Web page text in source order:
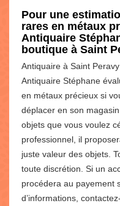
Pour une
rares en métaux
Antiquaire
boutique à Saint
Antiquaire à Saint
Antiquaire Stéphane
en métaux précieux si
déplacer en son
objets que vous voulez
professionnel, il
juste valeur des objets.
toute discrétion. Si un
procédera au payement
d’informations,